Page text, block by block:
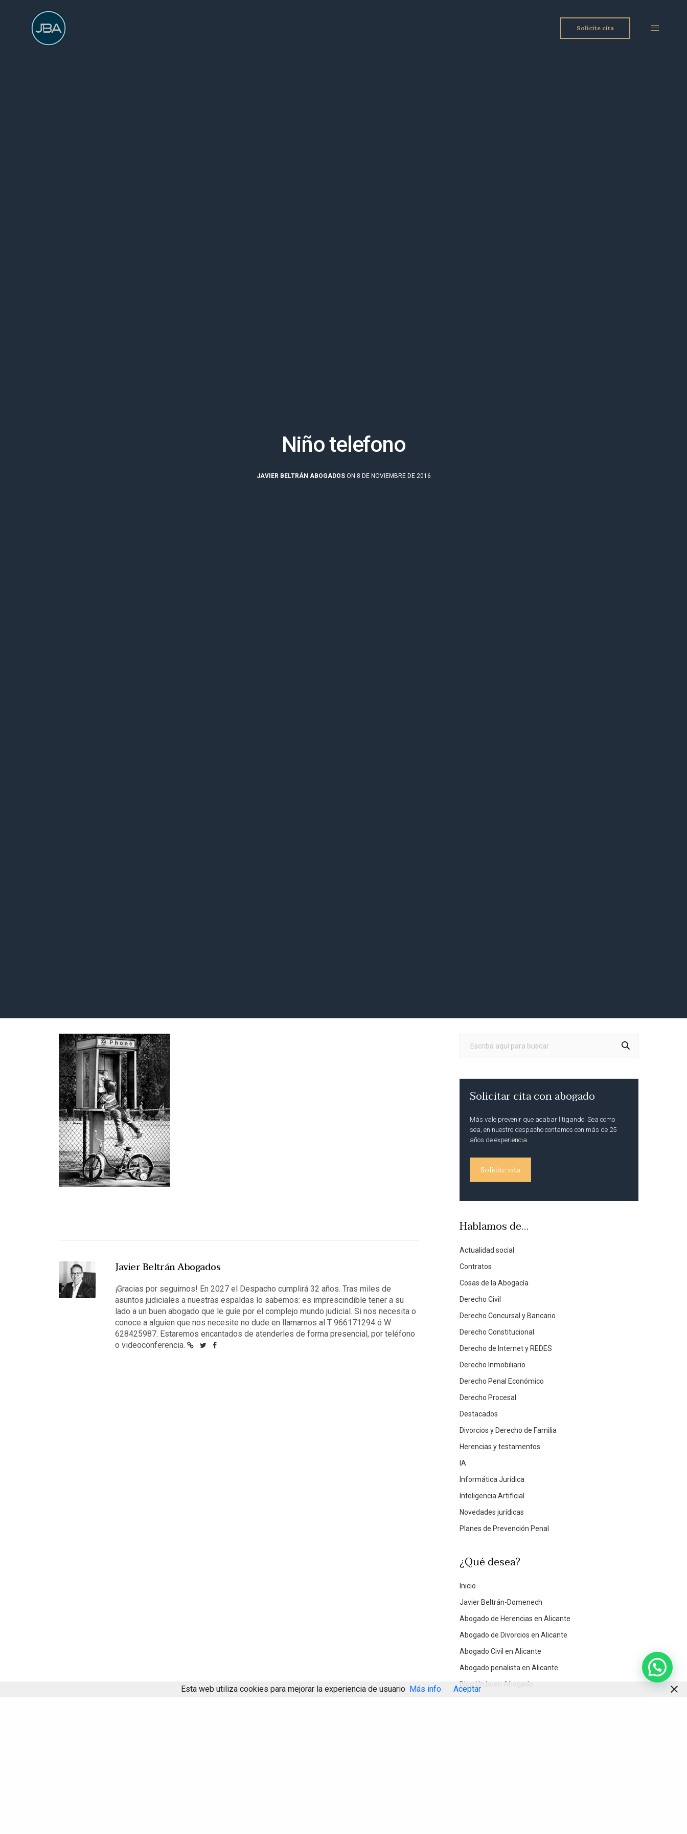
Solicite cita
Niño telefono
JAVIER BELTRÁN ABOGADOSON 8 DE NOVIEMBRE DE 2016
Javier Beltrán Abogados
¡Gracias por seguirnos! En 2027 el Despacho cumplirá 32 años. Tras miles de
asuntos judiciales a nuestras espaldas lo sabemos: es imprescindible tener a su
lado a un buen abogado que le guíe por el complejo mundo judicial. Si nos necesita o
conoce a alguien que nos necesite no dude en llamarnos al T 966171294 ó W
628425987. Estaremos encantados de atenderles de forma presencial, por teléfono
o videoconferencia.
Solicitar cita con abogado
Más vale prevenir que acabar litigando. Sea como
sea, en nuestro despacho contamos con más de 25
años de experiencia.
Solicite cita
Hablamos de…
Actualidad social
Contratos
Cosas de la Abogacía
Derecho Civil
Derecho Concursal y Bancario
Derecho Constitucional
Derecho de Internet y REDES
Derecho Inmobiliario
Derecho Penal Económico
Derecho Procesal
Destacados
Divorcios y Derecho de Familia
Herencias y testamentos
IA
Informática Jurídica
Inteligencia Artificial
Novedades jurídicas
Planes de Prevención Penal
¿Qué desea?
Inicio
Javier Beltrán-Domenech
Abogado de Herencias en Alicante
Abogado de Divorcios en Alicante
Abogado Civil en Alicante
Abogado penalista en Alicante
Blog Un buen Abogado
Esta web utiliza cookies para mejorar la experiencia de usuario Más info Aceptar